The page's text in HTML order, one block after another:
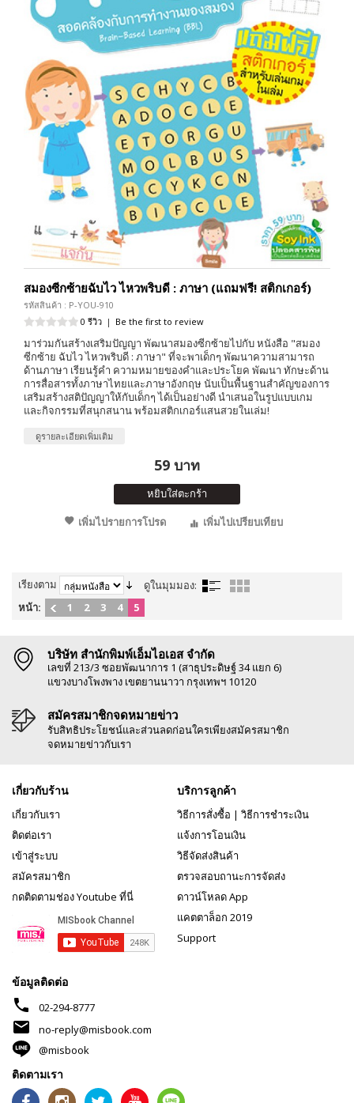
สมองซีกซ้ายฉับไว ไหวพริบดี : ภาษา (แถมฟรี! สติกเกอร์)
รหัสสินค้า : P-YOU-910
0 รีวิว | Be the first to review
มาร่วมกันสร้างเสริมปัญญา พัฒนาสมองซีกซ้ายไปกับ หนังสือ "สมอง
ซีกซ้าย ฉับไว ไหวพริบดี : ภาษา" ที่จะพาเด็กๆ พัฒนาความสามารถ
ด้านภาษา เรียนรู้คำ ความหมายของคำและประโยค พัฒนา ทักษะด้าน
การสื่อสารทั้งภาษาไทยและภาษาอังกฤษ นับเป็นพื้นฐานสำคัญของการ
เสริมสร้างสติปัญญาให้กับเด็กๆ ได้เป็นอย่างดี นำเสนอในรูปแบบเกม
และกิจกรรมที่สนุกสนาน พร้อมสติกเกอร์แสนสวยในเล่ม!
ดูรายละเอียดเพิ่มเติม
59 บาท
หยิบใส่ตะกร้า
เพิ่มไปรายการโปรด
เพิ่มไปเปรียบเทียบ
เรียงตาม
ดูในมุมมอง:
หน้า:
1 2 3 4 5
บริษัท สำนักพิมพ์เอ็มไอเอส จำกัด
เลขที่ 213/3 ซอยพัฒนาการ 1 (สาธุประดิษฐ์ 34 แยก 6)
แขวงบางโพงพาง เขตยานนาวา กรุงเทพฯ 10120
สมัครสมาชิกจดหมายข่าว
รับสิทธิประโยชน์และส่วนลดก่อนใครเพียงสมัครสมาชิก
จดหมายข่าวกับเรา
เกี่ยวกับร้าน
เกี่ยวกับเรา
ติดต่อเรา
เข้าสู่ระบบ
สมัครสมาชิก
กดติดตามช่อง Youtube ที่นี่
บริการลูกค้า
วิธีการสั่งซื้อ | วิธีการชำระเงิน
แจ้งการโอนเงิน
วิธีจัดส่งสินค้า
ตรวจสอบถานะการจัดส่ง
ดาวน์โหลด App
แคตตาล็อก 2019
Support
ข้อมูลติดต่อ
phone 02-294-8777
mail
no-reply@misbook.com
@misbook
ติดตามเรา